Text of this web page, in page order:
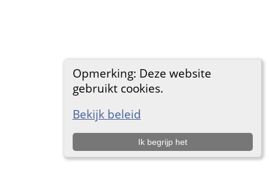
Opmerking: Deze website
gebruikt cookies.
Bekijk beleid
Ik begrijp het